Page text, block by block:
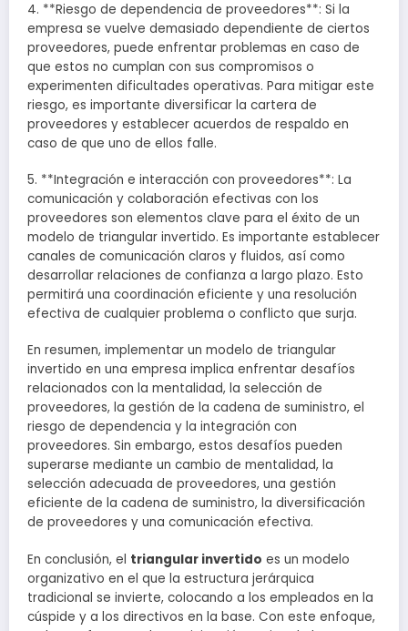
4. **Riesgo de dependencia de proveedores**: Si la
empresa se vuelve demasiado dependiente de ciertos
proveedores, puede enfrentar problemas en caso de
que estos no cumplan con sus compromisos o
experimenten dificultades operativas. Para mitigar este
riesgo, es importante diversificar la cartera de
proveedores y establecer acuerdos de respaldo en
caso de que uno de ellos falle.
5. **Integración e interacción con proveedores**: La
comunicación y colaboración efectivas con los
proveedores son elementos clave para el éxito de un
modelo de triangular invertido. Es importante establecer
canales de comunicación claros y fluidos, así como
desarrollar relaciones de confianza a largo plazo. Esto
permitirá una coordinación eficiente y una resolución
efectiva de cualquier problema o conflicto que surja.
En resumen, implementar un modelo de triangular
invertido en una empresa implica enfrentar desafíos
relacionados con la mentalidad, la selección de
proveedores, la gestión de la cadena de suministro, el
riesgo de dependencia y la integración con
proveedores. Sin embargo, estos desafíos pueden
superarse mediante un cambio de mentalidad, la
selección adecuada de proveedores, una gestión
eficiente de la cadena de suministro, la diversificación
de proveedores y una comunicación efectiva.
En conclusión, el triangular invertido es un modelo
organizativo en el que la estructura jerárquica
tradicional se invierte, colocando a los empleados en la
cúspide y a los directivos en la base. Con este enfoque,